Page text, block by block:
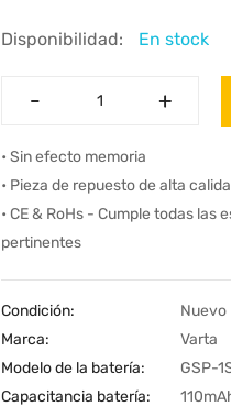
Disponibilidad: En stock
- +
- +
• Sin efecto memoria
• Pieza de repuesto de alta
• CE & RoHs - Cumple todas
pertinentes
Condición:
Nuevo
Marca:
Varta
Modelo de la batería:
GSP-
Capacitancia batería: